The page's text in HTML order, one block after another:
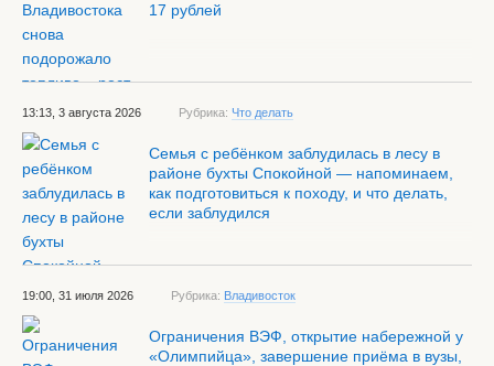
17 рублей
13:13, 3 августа 2026 Рубрика: Что делать
Семья с ребёнком заблудилась в лесу в
районе бухты Спокойной — напоминаем,
как подготовиться к походу, и что делать,
если заблудился
19:00, 31 июля 2026 Рубрика: Владивосток
Ограничения ВЭФ, открытие набережной у
«Олимпийца», завершение приёма в вузы,